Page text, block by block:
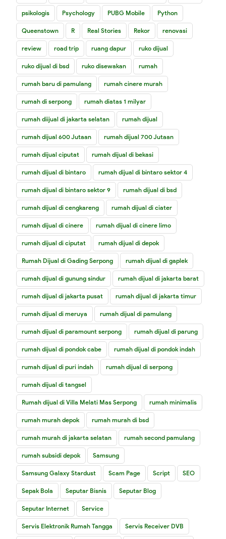
psikologis Psychology PUBG Mobile Python
Queenstown R Real Stories Rekor renovasi
review road trip ruang dapur ruko dijual
ruko dijual di bsd ruko disewakan rumah
rumah baru di pamulang rumah cinere murah
rumah di serpong rumah diatas 1 milyar
rumah diijual di jakarta selatan rumah dijual
rumah dijual 600 Jutaan rumah dijual 700 Jutaan
rumah dijual ciputat rumah dijual di bekasi
rumah dijual di bintaro rumah dijual di bintaro sektor 4
rumah dijual di bintaro sektor 9 rumah dijual di bsd
rumah dijual di cengkareng rumah dijual di ciater
rumah dijual di cinere rumah dijual di cinere limo
rumah dijual di ciputat rumah dijual di depok
Rumah Dijual di Gading Serpong rumah dijual di gaplek
rumah dijual di gunung sindur rumah dijual di jakarta barat
rumah dijual di jakarta pusat rumah dijual di jakarta timur
rumah dijual di meruya rumah dijual di pamulang
rumah dijual di paramount serpong rumah dijual di parung
rumah dijual di pondok cabe rumah dijual di pondok indah
rumah dijual di puri indah rumah dijual di serpong
rumah dijual di tangsel
Rumah dijual di Villa Melati Mas Serpong rumah minimalis
rumah murah depok rumah murah di bsd
rumah murah di jakarta selatan rumah second pamulang
rumah subsidi depok Samsung
Samsung Galaxy Stardust Scam Page Script SEO
Sepak Bola Seputar Bisnis Seputar Blog
Seputar Internet Service
Servis Elektronik Rumah Tangga Servis Receiver DVB